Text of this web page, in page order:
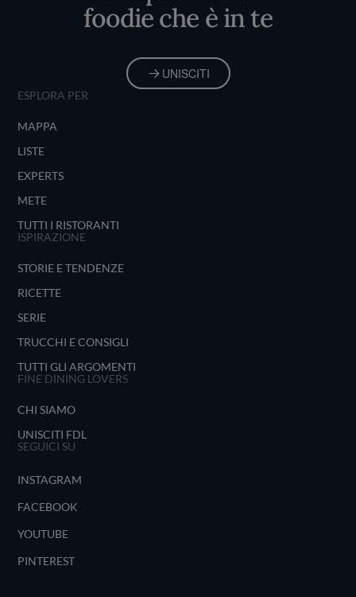
foodie che è in te
UNISCITI
ESPLORA PER
MAPPA
LISTE
EXPERTS
METE
TUTTI I RISTORANTI
ISPIRAZIONE
STORIE E TENDENZE
RICETTE
SERIE
TRUCCHI E CONSIGLI
TUTTI GLI ARGOMENTI
FINE DINING LOVERS
CHI SIAMO
UNISCITI FDL
SEGUICI SU
INSTAGRAM
FACEBOOK
YOUTUBE
PINTEREST